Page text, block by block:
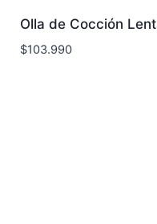
Olla de Cocción
$103.990